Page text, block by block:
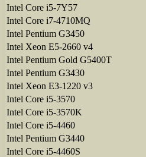
Intel Core i5-7Y57
Intel Core i7-4710MQ
Intel Pentium G3450
Intel Xeon E5-2660 v4
Intel Pentium Gold G5400T
Intel Pentium G3430
Intel Xeon E3-1220 v3
Intel Core i5-3570
Intel Core i5-3570K
Intel Core i5-4460
Intel Pentium G3440
Intel Core i5-4460S